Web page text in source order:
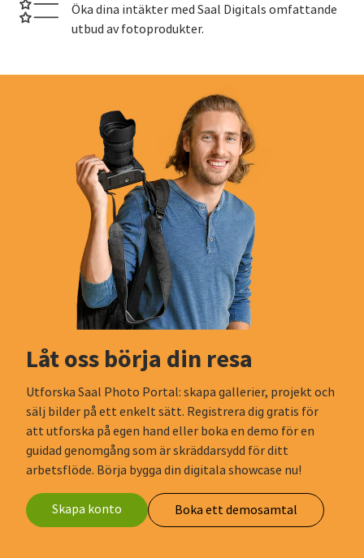
Öka dina intäkter med Saal Digitals omfattande
utbud av fotoprodukter.
Låt oss börja din resa
Utforska Saal Photo Portal: skapa gallerier, projekt och
sälj bilder på ett enkelt sätt. Registrera dig gratis för
att utforska på egen hand eller boka en demo för en
guidad genomgång som är skräddarsydd för ditt
arbetsflöde. Börja bygga din digitala showcase nu!
Skapa konto Boka ett demosamtal